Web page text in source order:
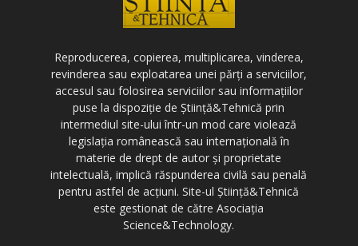
Reproducerea, copierea, multiplicarea, vinderea,
revinderea sau exploatarea unei părți a serviciilor,
accesul sau folosirea serviciilor sau informațiilor
puse la dispoziție de Știință&Tehnică prin
intermediul site-ului într-un mod care violează
legislația românească sau internațională în
materie de drept de autor și proprietate
intelectuală, implică răspunderea civilă sau penală
pentru astfel de acțiuni. Site-ul Știință&Tehnică
este gestionat de către Asociația
Science&Technology.